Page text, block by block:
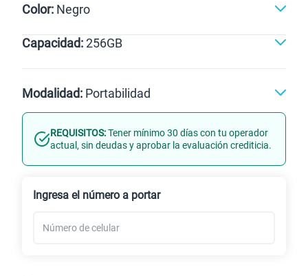
Color: Negro
Negro
Capacidad:256GB
256GB
Modalidad: Portabilidad
Línea Nueva Portabilidad
REQUISITOS:Tener mínimo 30 días con tu operador
actual, sin deudas y aprobar la evaluación crediticia.
Ingresa el número a portar